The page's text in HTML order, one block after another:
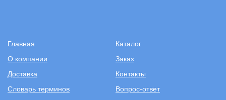
Главная
Каталог
О компании
Заказ
Доставка
Контакты
Словарь терминов
Вопрос-ответ